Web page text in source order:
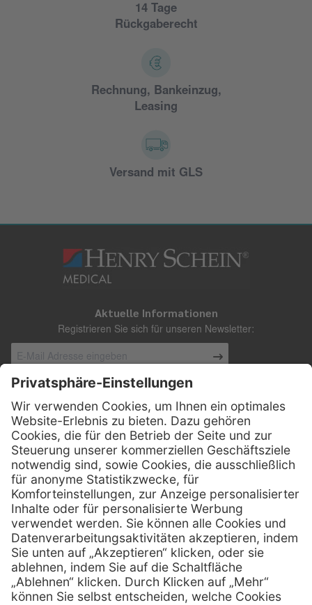
14 Tage
Rückgaberecht
Rechnung, Bankeinzug,
Leasing
Versand mit GLS
Aktuelle Informationen
Registrieren Sie sich für unseren Newsletter:
Kontakt
Henry Schein Medical Austria GmbH
Schönbrunner Straße 297
A-1120 Wien
01 / 718 19 61 99
Telefax:01 / 718 19 61 23
E-Mail: info @ henryscheinmed.at
Services
Vorteile
Hilfe
FAQs